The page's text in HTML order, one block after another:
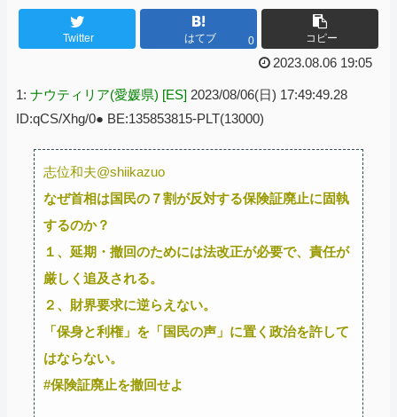
Twitter はてブ 0 コピー
2023.08.06 19:05
1: ナウティリア(愛媛県) [ES] 2023/08/06(日) 17:49:49.28
ID:qCS/Xhg/0● BE:135853815-PLT(13000)
志位和夫@shiikazuo
なぜ首相は国民の７割が反対する保険証廃止に固執
するのか？
１、延期・撤回のためには法改正が必要で、責任が
厳しく追及される。
２、財界要求に逆らえない。
「保身と利権」を「国民の声」に置く政治を許して
はならない。
#保険証廃止を撤回せよ